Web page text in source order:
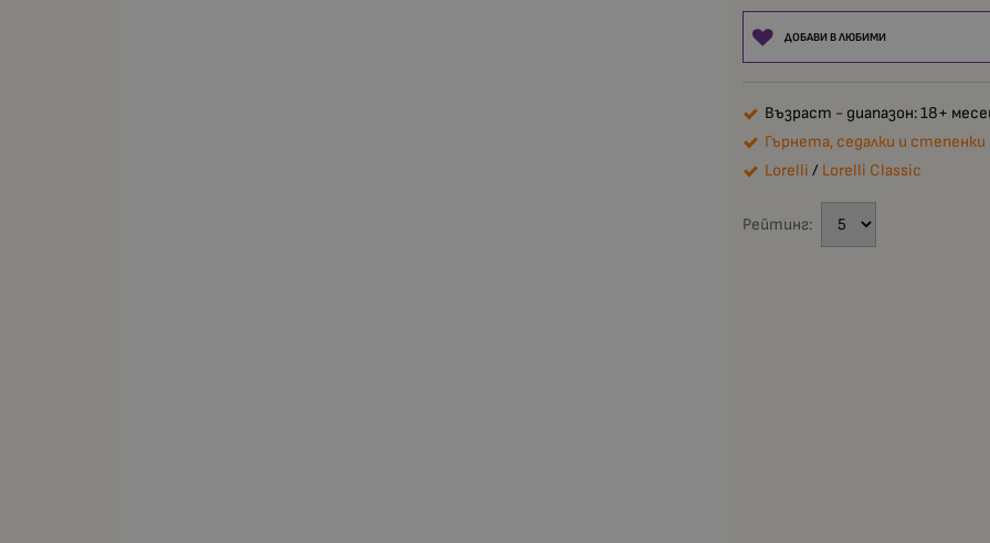
ДОБАВИ В ЛЮБИМИ
Възраст - диапазон: 18+
Гърнета, седалки и степенки
Lorelli / Lorelli Classic
Рейтинг: